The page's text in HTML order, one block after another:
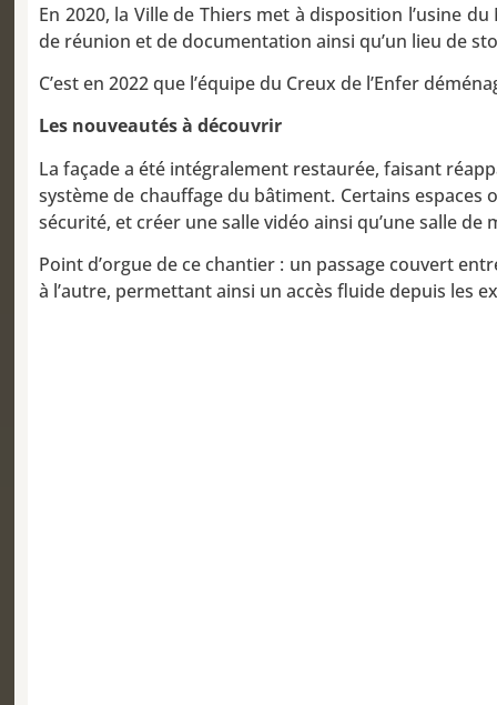
En 2020, la Ville de Thiers met à disposition l’usine
de réunion et de documentation ainsi qu’un lieu de
C’est en 2022 que l’équipe du Creux de l’Enfer
Les nouveautés à découvrir
La façade a été intégralement restaurée, faisant
système de chauffage du bâtiment. Certains
sécurité, et créer une salle vidéo ainsi qu’une salle de
Point d’orgue de ce chantier : un passage couvert
à l’autre, permettant ainsi un accès fluide depuis les